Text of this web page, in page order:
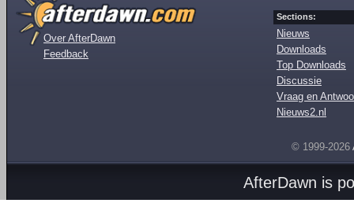
Over AfterDawn
Feedback
Sections:
Nieuws
Downloads
Top Downloads
Discussie
Vraag en
Nieuws2.nl
© 1999-2026
AfterDawn is